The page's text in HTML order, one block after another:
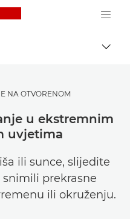
Canon Logo, back to
NA OTVORENOM
u ekstremnim
uvjetima
ili sunce, slijedite
snimili prekrasne
ili okruženju.